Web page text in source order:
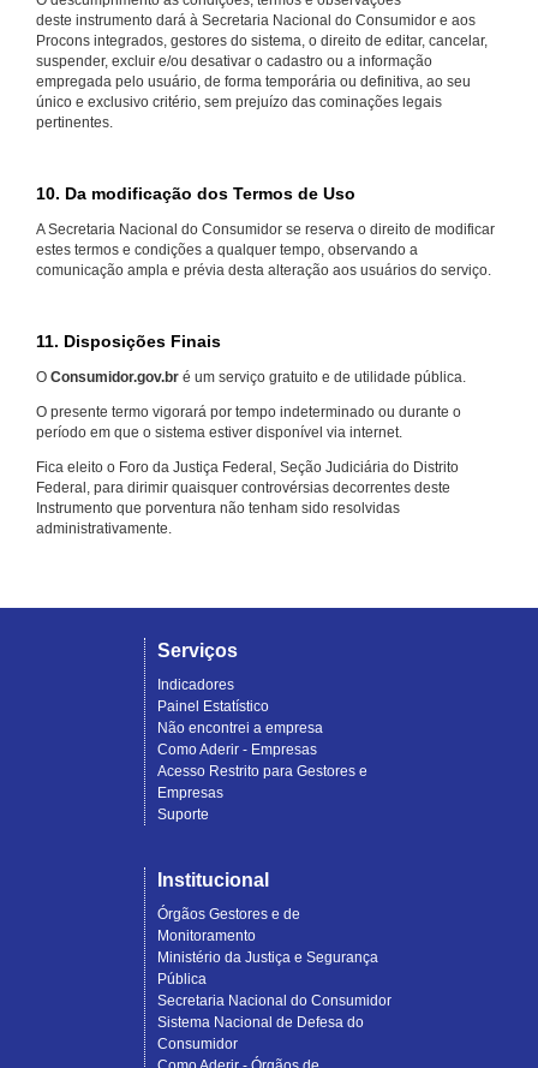
deste instrumento dará à Secretaria Nacional do Consumidor e aos
Procons integrados, gestores do sistema, o direito de editar, cancelar,
suspender, excluir e/ou desativar o cadastro ou a informação
empregada pelo usuário, de forma temporária ou definitiva, ao seu
único e exclusivo critério, sem prejuízo das cominações legais
pertinentes.
10. Da modificação dos Termos de Uso
A Secretaria Nacional do Consumidor se reserva o direito de modificar
estes termos e condições a qualquer tempo, observando a
comunicação ampla e prévia desta alteração aos usuários do serviço.
11. Disposições Finais
O Consumidor.gov.br é um serviço gratuito e de utilidade pública.
O presente termo vigorará por tempo indeterminado ou durante o
período em que o sistema estiver disponível via internet.
Fica eleito o Foro da Justiça Federal, Seção Judiciária do Distrito
Federal, para dirimir quaisquer controvérsias decorrentes deste
Instrumento que porventura não tenham sido resolvidas
administrativamente.
Serviços
Indicadores
Painel Estatístico
Não encontrei a empresa
Como Aderir - Empresas
Acesso Restrito para Gestores e
Empresas
Suporte
Institucional
Órgãos Gestores e de
Monitoramento
Ministério da Justiça e Segurança
Pública
Secretaria Nacional do Consumidor
Sistema Nacional de Defesa do
Consumidor